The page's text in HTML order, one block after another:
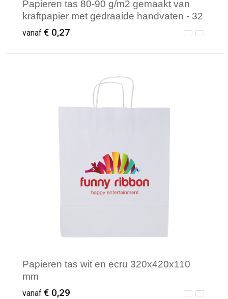
Papieren tas 80-90 g/m2 gemaakt van
kraftpapier met gedraaide handvaten - 32
x 12 x 40 cm
vanaf € 0,27
Minimale afname: 250
Papieren tas wit en ecru 320x420x110
mm
vanaf € 0,29